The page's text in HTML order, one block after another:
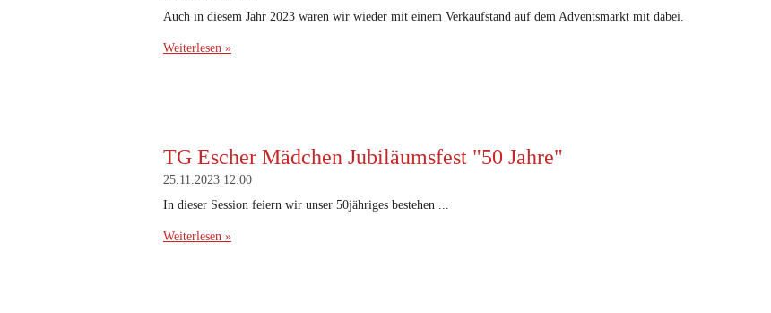
Auch in diesem Jahr 2023 waren wir wieder mit einem Verkaufstand auf dem Adventsmarkt mit dabei.
Weiterlesen »
TG Escher Mädchen Jubiläumsfest "50 Jahre"
25.11.2023 12:00
In dieser Session feiern wir unser 50jähriges bestehen ...
Weiterlesen »